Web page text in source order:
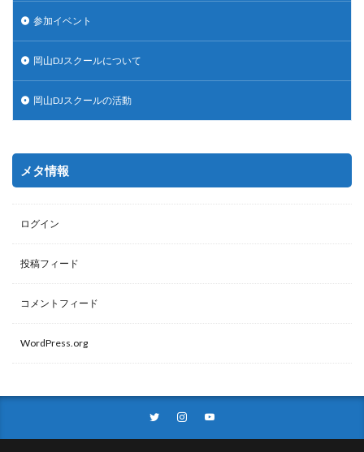
参加イベント
岡山DJスクールについて
岡山DJスクールの活動
メタ情報
ログイン
投稿フィード
コメントフィード
WordPress.org